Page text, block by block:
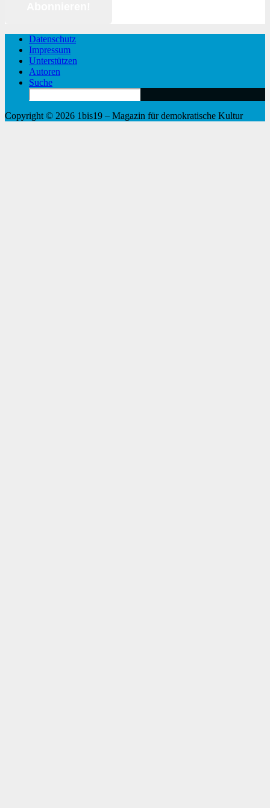
Datenschutz
Impressum
Unterstützen
Autoren
Suche
Search
for:
Copyright © 2026 1bis19 – Magazin für demokratische Kultur